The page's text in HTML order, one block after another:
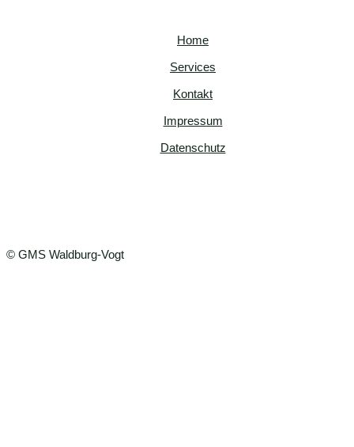
Home
Services
Kontakt
Impressum
Datenschutz
© GMS Waldburg-Vogt